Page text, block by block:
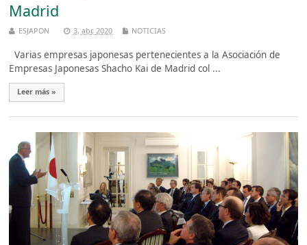
Madrid
ESJAPON 3, abr, 2020 NOTICIAS
Varias empresas japonesas pertenecientes a la Asociación de
Empresas Japonesas Shacho Kai de Madrid col ...
Leer más »